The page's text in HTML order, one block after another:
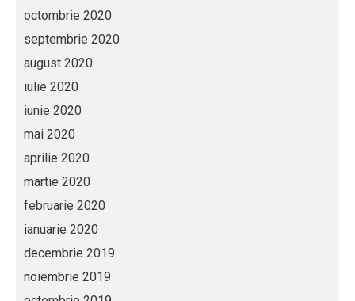
octombrie 2020
septembrie 2020
august 2020
iulie 2020
iunie 2020
mai 2020
aprilie 2020
martie 2020
februarie 2020
ianuarie 2020
decembrie 2019
noiembrie 2019